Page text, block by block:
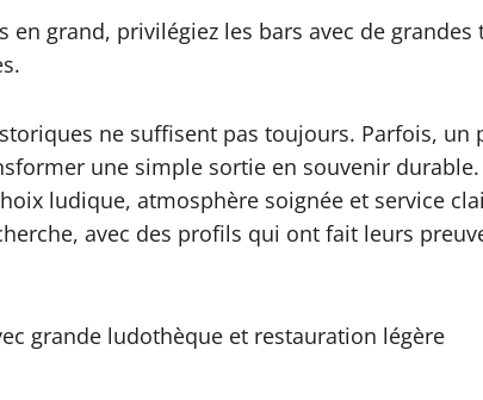
en grand, privilégiez les bars avec de
ne suffisent pas toujours. Parfois,
une simple sortie en souvenir
ludique, atmosphère soignée et service
avec des profils qui ont fait leurs
grande ludothèque et restauration légère